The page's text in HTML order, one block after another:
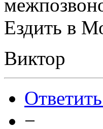
Ездить в
Виктор
−